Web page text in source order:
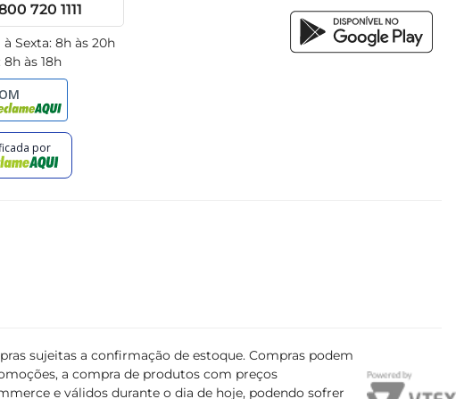
720 1111
Sexta: 8h às 20h
8h às 18h
sujeitas a confirmação de estoque. Compras podem
a compra de produtos com preços
e válidos durante o dia de hoje, podendo sofrer